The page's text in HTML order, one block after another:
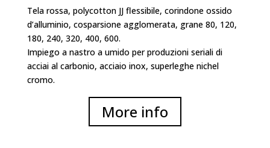
Tela rossa, polycotton JJ flessibile, corindone ossido
d’alluminio, cosparsione agglomerata, grane 80, 120,
180, 240, 320, 400, 600.
Impiego a nastro a umido per produzioni seriali di
acciai al carbonio, acciaio inox, superleghe nichel
cromo.
More info